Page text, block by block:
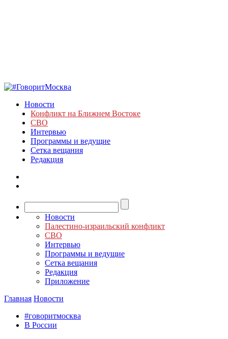
Новости
Конфликт на Ближнем Востоке
СВО
Интервью
Программы и ведущие
Сетка вещания
Редакция
Новости
Палестино-израильский конфликт
СВО
Интервью
Программы и ведущие
Сетка вещания
Редакция
Приложение
Главная Новости
#говоритмосква
В России